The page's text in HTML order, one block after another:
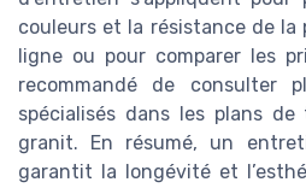
couleurs et la résistance de la
ligne ou pour comparer les
recommandé de consulter
spécialisés dans les plans
granit. En résumé, un
garantit la longévité et